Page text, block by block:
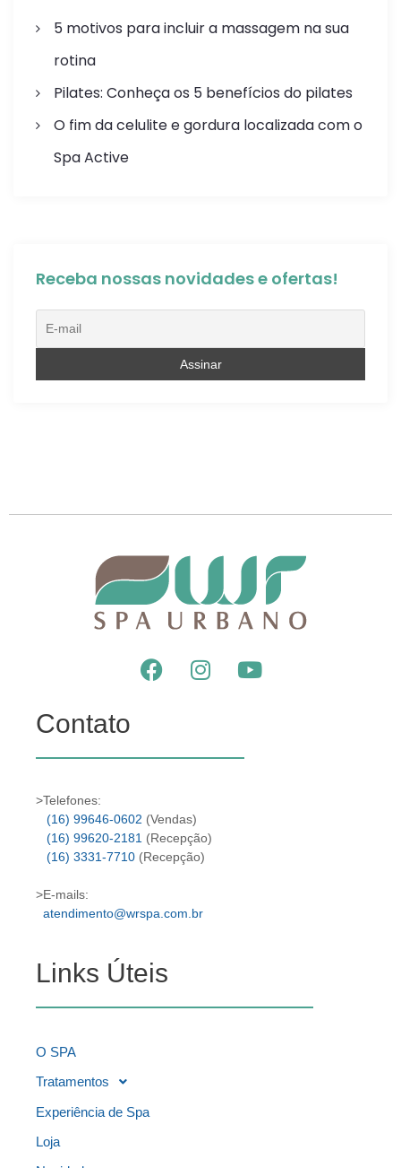
5 motivos para incluir a massagem na sua
rotina
Pilates: Conheça os 5 benefícios do pilates
O fim da celulite e gordura localizada com o
Spa Active
Receba nossas novidades e ofertas!
Contato
>Telefones:
(16) 99646-0602 (Vendas)
(16) 99620-2181 (Recepção)
(16) 3331-7710 (Recepção)
>E-mails:
atendimento@wrspa.com.br
Links Úteis
O SPA
Tratamentos
Experiência de Spa
Loja